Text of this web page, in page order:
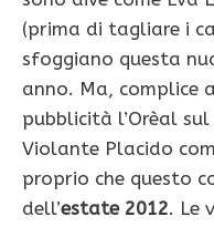
(prima di tagliare i
sfoggiano questa
anno. Ma, complice
pubblicità l’Orèal
Violante Placido
proprio che questo
dell’estate 2012. Le